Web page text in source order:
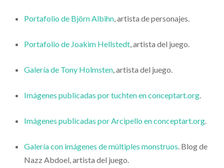
Portafolio de Björn Albihn , artista de personajes.
Portafolio de Joakim Hellstedt , artista del juego.
Galería de Tony Holmsten , artista del juego.
Imágenes publicadas por tuchten en conceptart.org
Imágenes publicadas por Arcipello en conceptart.org
Galería con imágenes de múltiples monstruos . Blog de
Nazz Abdoel, artista del juego.